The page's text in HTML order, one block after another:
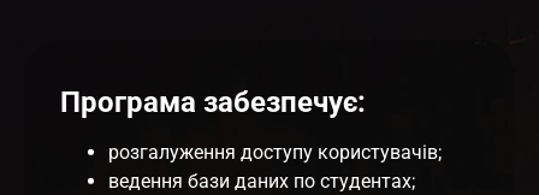
Програма забезпечує:
розгалуження доступу користувачів;
ведення бази даних по студентах;